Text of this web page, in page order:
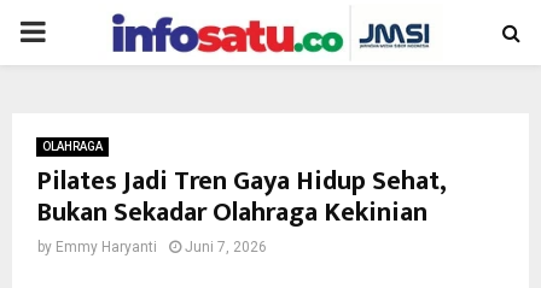
PRIMARY
OLAHRAGA
Pilates Jadi Tren Gaya Hidup Sehat,
Bukan Sekadar Olahraga Kekinian
by Emmy Haryanti Juni 7, 2026